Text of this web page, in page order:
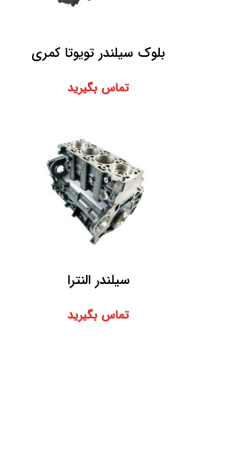
اطلاعات بیشتربلوک سیلندر تویوتا کمری
تماس بگیرید
سیلندر النترا
تماس بگیرید